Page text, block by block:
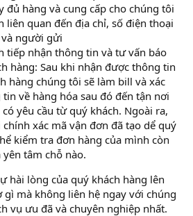
đủ hàng và cung cấp cho chúng tôi
liên quan đến địa chỉ, số điện thoại
người gửi
tiếp nhận thông tin và tư vấn báo
hàng: Sau khi nhận được thông tin
hàng chúng tôi sẽ làm bill và xác
về hàng hóa sau đó đến tận nơi
yêu cầu từ quý khách. Ngoài ra,
xác mã vận đơn đã tạo dể quý
kiểm tra đơn hàng của mình còn
tâm chỗ nào.
hài lòng của quý khách hàng lên
gì mà không liên hệ ngay với chúng
vụ ưu đã và chuyên nghiệp nhất.